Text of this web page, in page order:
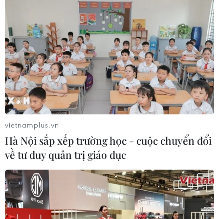
Nam tạo "cơn địa chấn" trên truyền
thông khu vực
04/08/2026 02:45
Báo chí Đông Nam Á "dậy
sóng" vì tuyển Việt Nam, chỉ ra lý do
Indonesia thua đau
04/08/2026 02:32
Xem thêm
CƠ QUAN CHỦ QUẢN: THÔNG TẤN XÃ VIỆT NAM
vietnamplus.vn
Hà Nội sắp xếp trường học - cuộc chuyển đổi
về tư duy quản trị giáo dục